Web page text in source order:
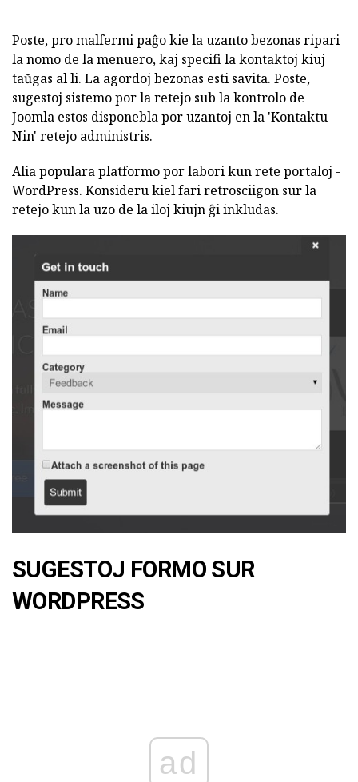
Poste, pro malfermi paĝo kie la uzanto bezonas ripari
la nomo de la menuero, kaj specifi la kontaktoj kiuj
taŭgas al li. La agordoj bezonas esti savita. Poste,
sugestoj sistemo por la retejo sub la kontrolo de
Joomla estos disponebla por uzantoj en la 'Kontaktu
Nin' retejo administris.
Alia populara platformo por labori kun rete portaloj -
WordPress. Konsideru kiel fari retrosciigon sur la
retejo kun la uzo de la iloj kiujn ĝi inkludas.
SUGESTOJ FORMO SUR
WORDPRESS
ad